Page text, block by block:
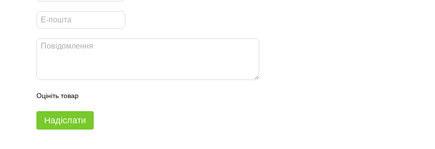
Оцініть товар
Надіслати